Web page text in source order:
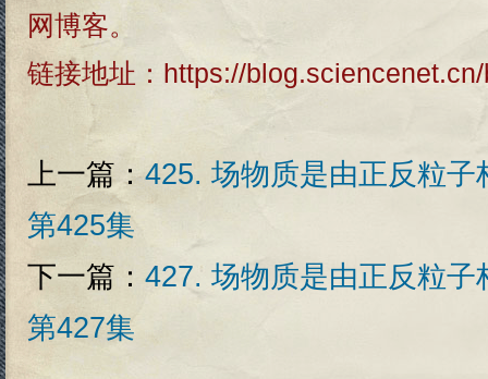
网博客。
链接地址： https://
上一篇：425. 场物质是由正反粒
第425集
下一篇： 427. 场物质是由正反粒
第427集